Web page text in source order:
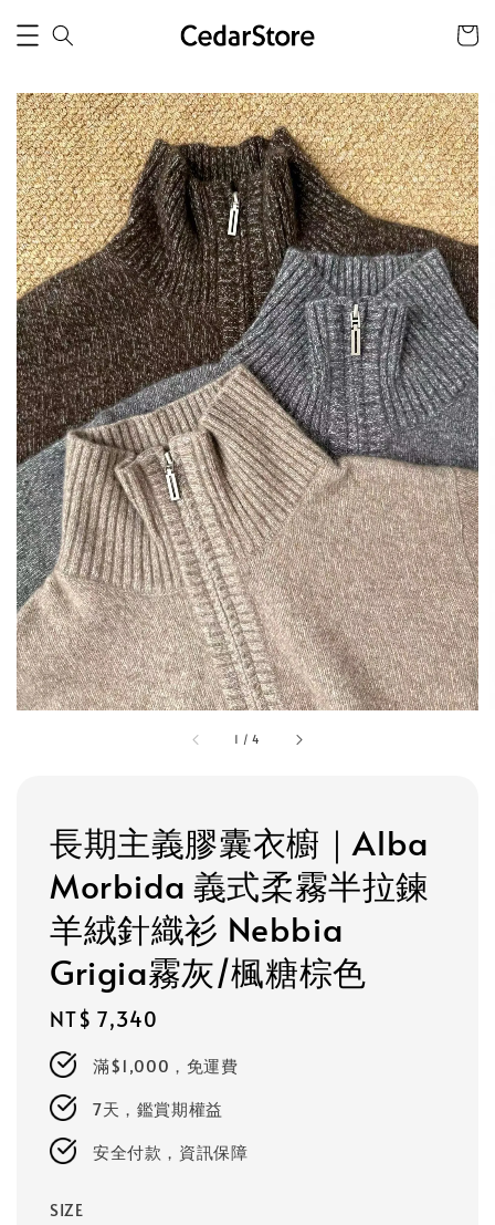
1 /4
長期主義膠囊衣櫥｜Alba
Morbida 義式柔霧半拉鍊
羊絨針織衫 Nebbia
Grigia霧灰/楓糖棕色
Regular
price
NT$ 7,340
滿$1,000，免運費
7天，鑑賞期權益
安全付款，資訊保障
SIZE